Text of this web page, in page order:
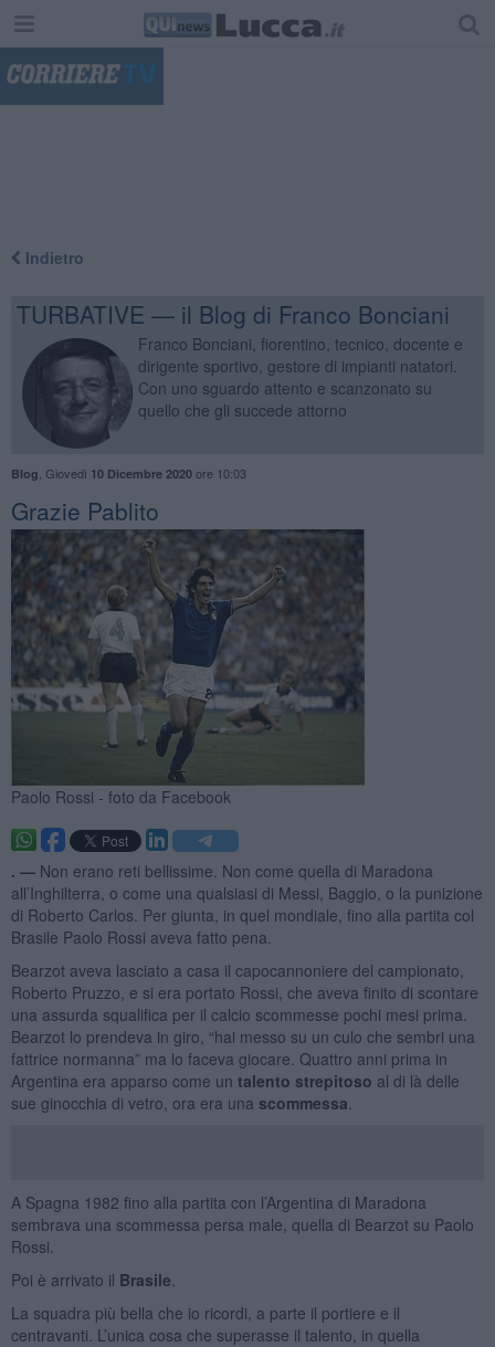
Indietro
TURBATIVE — il Blog di Franco Bonciani
Franco Bonciani, fiorentino, tecnico, docente e
dirigente sportivo, gestore di impianti natatori.
Con uno sguardo attento e scanzonato su
quello che gli succede attorno
Blog Giovedì 10 Dicembre 2020ore 10:03
Grazie Pablito
Paolo Rossi - foto da Facebook
. — Non erano reti bellissime. Non come quella di Maradona
all’Inghilterra, o come una qualsiasi di Messi, Baggio, o la punizione
di Roberto Carlos. Per giunta, in quel mondiale, fino alla partita col
Brasile Paolo Rossi aveva fatto pena.
Bearzot aveva lasciato a casa il capocannoniere del campionato,
Roberto Pruzzo, e si era portato Rossi, che aveva finito di scontare
una assurda squalifica per il calcio scommesse pochi mesi prima.
Bearzot lo prendeva in giro, “hai messo su un culo che sembri una
fattrice normanna” ma lo faceva giocare. Quattro anni prima in
Argentina era apparso come un talento strepitoso al di là delle
sue ginocchia di vetro, ora era una scommessa
A Spagna 1982 fino alla partita con l’Argentina di Maradona
sembrava una scommessa persa male, quella di Bearzot su Paolo
Rossi.
Poi è arrivato il Brasile
La squadra più bella che io ricordi, a parte il portiere e il
centravanti. L’unica cosa che superasse il talento, in quella